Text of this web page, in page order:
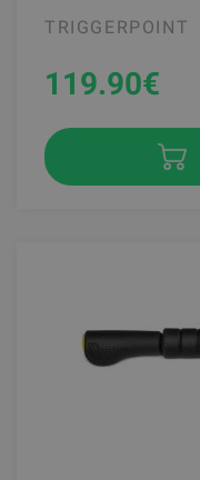
TRIGGERPOINT
119.90€